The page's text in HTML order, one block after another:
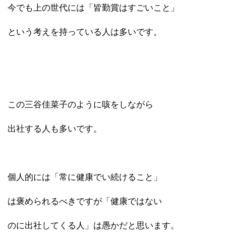
今でも上の世代には「皆勤賞はすごいこと」
という考えを持っている人は多いです。
この三谷佳菜子のように咳をしながら
出社する人も多いです。
個人的には「常に健康でい続けること」
は褒められるべきですが「健康ではない
のに出社してくる人」は愚かだと思います。